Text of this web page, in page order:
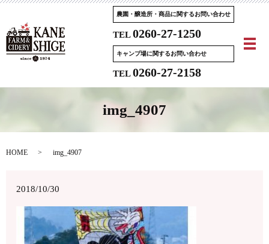
農園・醸造所・商品に関するお問い合わせ
TEL0260-27-1250
キャンプ場に関するお問い合わせ
TEL0260-27-2158
メ
img_4907
HOME img_4907
2018/10/30